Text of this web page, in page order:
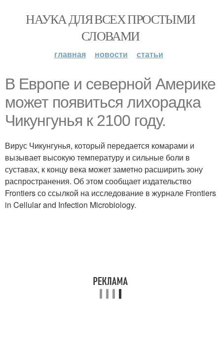
НАУКА ДЛЯ ВСЕХ ПРОСТЫМИ
СЛОВАМИ
главная новости статьи
В Европе и северной Америке
может появиться лихорадка
Чикунгунья к 2100 году.
Вирус Чикунгунья, который передается комарами и
вызывает высокую температуру и сильные боли в
суставах, к концу века может заметно расширить зону
распространения. Об этом сообщает издательство
Frontiers со ссылкой на исследование в журнале Frontiers
in Cellular and Infection Microbiology.